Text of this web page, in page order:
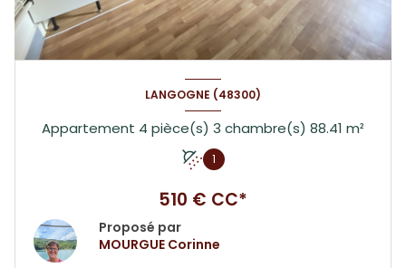
LANGOGNE (48300)
Appartement 4 pièce(s) 3 chambre(s) 88.41 m²
1
510 € CC*
Proposé par
MOURGUE Corinne